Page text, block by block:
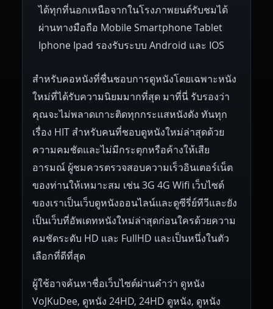
ได้ทุกที่นอกเหนือจากในโรงภาพยนต์รับชมได้
ผ่านทางมือถือ Mobile Smartphone Tablet
Iphone Ipad รองรับระบบ Android และ IOS
สำหรับคอหนังที่ชื่นชอบการดูหนังโดยเฉพาะหนัง
ใหม่ที่ได้รับความนิยมมากที่สุด มาที่นี่ รับรองว่า
คุณจะไม่พลาดเกาะติดทุกกระแสหนังดัง ทันทุก
เรื่อง HIT สำหรับคนที่ชอบดูหนังใหม่ล่าสุดด้วย
ความคมชัดและไม่มีกระตุกหรือค้างให้เสีย
อารมณ์ ผู้ชมควรตรวจสอบความเร็วอินเตอร์เน็ต
ของท่านให้เหมาะสม เช่น 3G 4G Wifi เว็บไซต์
ของเราเป็นเว็บดูหนังออนไลน์และดูซีรี่ย์ทีวีและยัง
เป็นเว็บที่อัพเดทหนังใหม่ล่าสุดก่อนใครด้วยความ
คมชัดระดับ HD และ FullHD และเป็นหนึ่งในตัว
เลือกที่ดีที่สุด
ผู้ใช้อาจค้นหาชื่อเว็บไซต์ผ่านคำว่า ดูหนัง
VoJKuDee, ดูหนัง 24HD, 24HD ดูหนัง, ดูหนัง